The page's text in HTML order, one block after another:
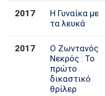
2017
Η Γυναίκα με
τα λευκά
2017
Ο Ζωντανός
Νεκρός : Το
πρώτο
δικαστικό
θρίλερ